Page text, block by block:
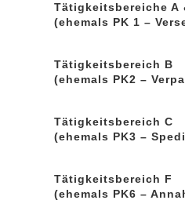
Tätigkeitsbereiche A
(ehemals PK 1 –
kennzeichnen,
Declaration erstellen
Termine und Infos
Tätigkeitsbereich B
(ehemals PK2 –
kennzeichnen und
Termine und Infos
Tätigkeitsbereich C
(ehemals PK3 –
abwickeln
Termine und Infos
Tätigkeitsbereich F
(ehemals PK6 –